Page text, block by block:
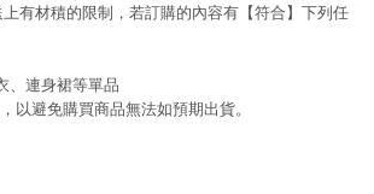
有材積的限制，若訂購的內容有【符合】下列任
、連身裙等單品
以避免購買商品無法如預期出貨。